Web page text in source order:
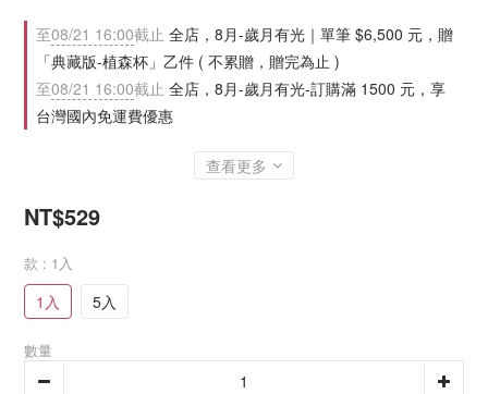
至08/21 16:00截止 全店，8月-歲月有光｜單筆 $6,500 元，贈
「典藏版-植森杯」乙件 ( 不累贈，贈完為止 )
至08/21 16:00截止 全店，8月-歲月有光-訂購滿 1500 元，享
台灣國內免運費優惠
查看更多
NT$529
款 : 1入
1入 5入
數量